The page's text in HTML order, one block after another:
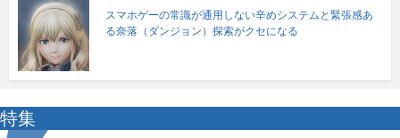
スマホゲーの常識が通用しない辛めシステムと緊張感あ
る奈落（ダンジョン）探索がクセになる
特集